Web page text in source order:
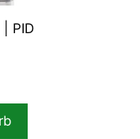
PID